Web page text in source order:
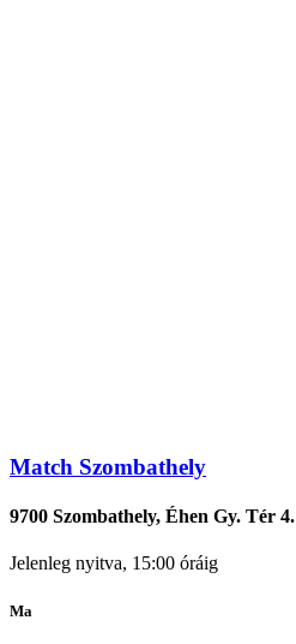
Match Szombathely
9700 Szombathely, Éhen Gy. Tér 4.
Jelenleg nyitva, 15:00 óráig
Ma